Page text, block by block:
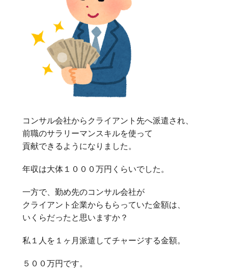
コンサル会社からクライアント先へ派遣され、
前職のサラリーマンスキルを使って
貢献できるようになりました。
年収は大体１０００万円くらいでした。
一方で、勤め先のコンサル会社が
クライアント企業からもらっていた金額は、
いくらだったと思いますか？
私１人を１ヶ月派遣してチャージする金額。
５００万円です。